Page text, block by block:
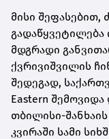
მისი შეფასებით,
გადაწყვეტილება
მდგრადი
ქვრივიშვილის
შედეგად,
Eastern
თბილისი-
კვირაში სამი